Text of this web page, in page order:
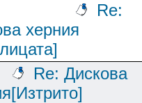
Re:
херния
Re: Дискова